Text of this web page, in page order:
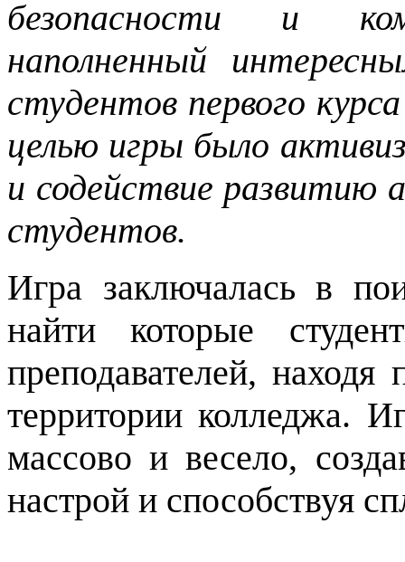
безопасности и
наполненный
студентов первого
целью игры было
и содействие развитию
студентов.
Игра заключалась в
найти которые
преподавателей,
территории колледжа.
массово и весело,
настрой и способствуя